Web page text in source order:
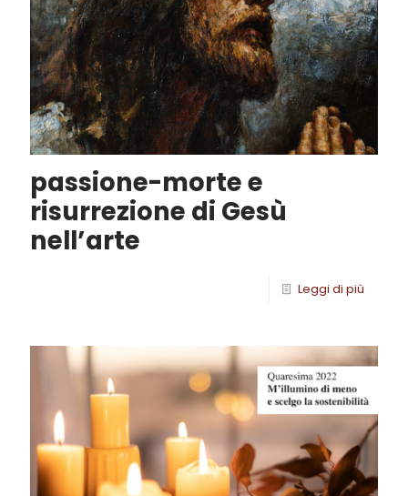
passione-morte e
risurrezione di Gesù
nell’arte
Leggi di più